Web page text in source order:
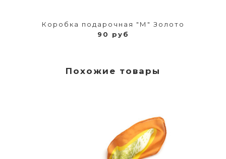
Коробка подарочная "М" Золото
90 руб
Похожие товары